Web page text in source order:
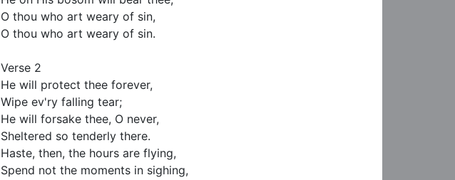
O thou who art weary of sin,
O thou who art weary of sin.
Verse 2
He will protect thee forever,
Wipe ev'ry falling tear;
He will forsake thee, O never,
Sheltered so tenderly there.
Haste, then, the hours are flying,
Spend not the moments in sighing,